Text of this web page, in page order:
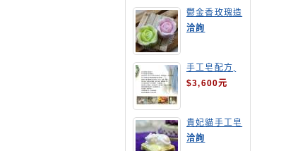
鬱金香玫瑰造
型手工皂
洽詢
手工皂配方,
手工皂教學
$3,600元
貴妃貓手工皂
洽詢